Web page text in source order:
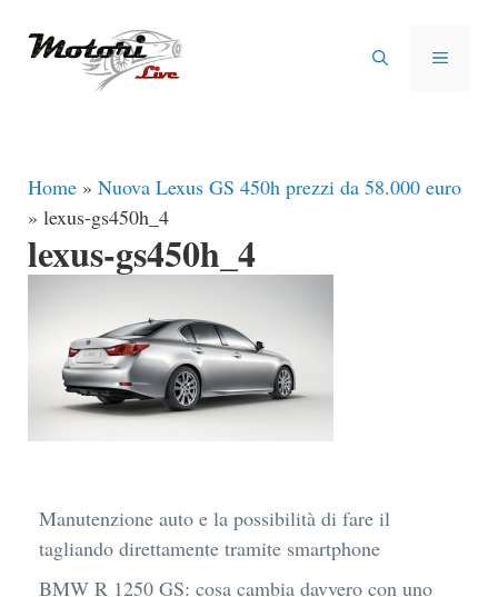
MENU
Home » Nuova Lexus GS 450h prezzi da 58.000 euro
» lexus-gs450h_4
lexus-gs450h_4
Manutenzione auto e la possibilità di fare il
tagliando direttamente tramite smartphone
BMW R 1250 GS: cosa cambia davvero con uno